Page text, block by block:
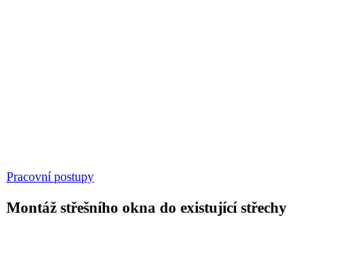
Pracovní postupy
Montáž střešního okna do existující střechy